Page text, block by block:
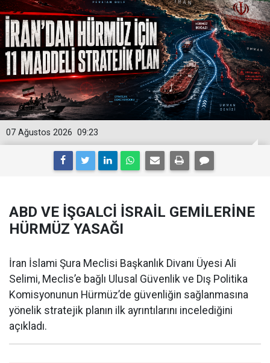
09:23
07 Ağustos 2026
ABD VE İŞGALCİ İSRAİL GEMİLERİNE
HÜRMÜZ YASAĞI
İran İslami Şura Meclisi Başkanlık Divanı Üyesi Ali
Selimi, Meclis’e bağlı Ulusal Güvenlik ve Dış Politika
Komisyonunun Hürmüz’de güvenliğin sağlanmasına
yönelik stratejik planın ilk ayrıntılarını incelediğini
açıkladı.